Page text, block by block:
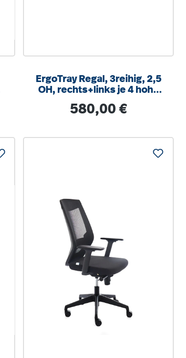
ErgoTray Regal, 3reihig, 2,5
OH, rechts+links je 4 hohe
B/H/T104,5x100x40cm
Regulärer Preis:
580,00 €